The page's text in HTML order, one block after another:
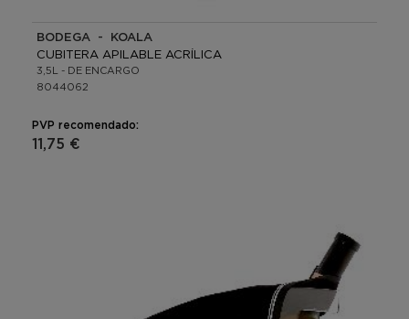
BODEGA - KOALA
CUBITERA APILABLE ACRÍLICA
3,5L - DE ENCARGO
8044062
PVP recomendado:
11,75 €